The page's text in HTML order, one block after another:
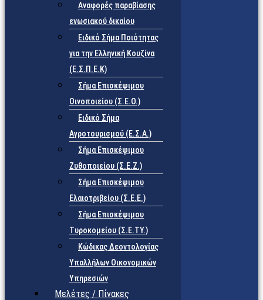
Αναφορές παραβίασης
ενωσιακού δικαίου
Ειδικό Σήμα Ποιότητας
για την Ελληνική Κουζίνα
(Ε.Σ.Π.Ε.Κ)
Σήμα Επισκέψιμου
Οινοποιείου (Σ.Ε.Ο.)
Ειδικό Σήμα
Αγροτουρισμού (Ε.Σ.Α.)
Σήμα Επισκέψιμου
Ζυθοποιείου (Σ.Ε.Ζ.)
Σήμα Επισκέψιμου
Ελαιοτριβείου (Σ.Ε.Ε.)
Σήμα Επισκέψιμου
Τυροκομείου (Σ.Ε.TY.)
Κώδικας Δεοντολογίας
Υπαλλήλων Οικονομικών
Υπηρεσιών
Μελέτες / Πίνακες